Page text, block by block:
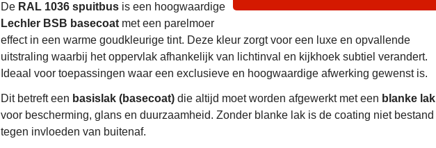
De RAL 1036 spuitbus is een hoogwaardige
Lechler BSB basecoat met een parelmoer
effect in een warme goudkleurige tint. Deze kleur zorgt voor een luxe en opvallende
uitstraling waarbij het oppervlak afhankelijk van lichtinval en kijkhoek subtiel verandert.
Ideaal voor toepassingen waar een exclusieve en hoogwaardige afwerking gewenst is.
Dit betreft een basislak (basecoat) die altijd moet worden afgewerkt met een blanke lak
voor bescherming, glans en duurzaamheid. Zonder blanke lak is de coating niet bestand
tegen invloeden van buitenaf.